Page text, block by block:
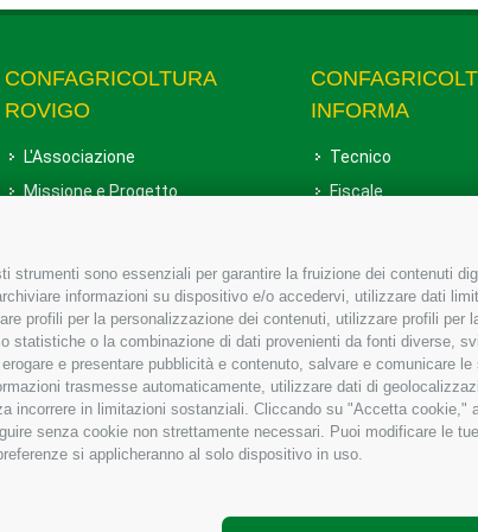
sono essenziali per garantire la fruizione dei contenuti
informazioni su dispositivo e/o accedervi, utilizzare dati
profili per la personalizzazione dei contenuti, utilizzare profili
statistiche o la combinazione di dati provenienti da fonti diverse,
e presentare pubblicità e contenuto, salvare e comunicare
trasmesse automaticamente, utilizzare dati di
incorrere in limitazioni sostanziali. Cliccando su "Accetta
senza cookie non strettamente necessari. Puoi modificare le
si applicheranno al solo dispositivo in uso.
CONFAGRICOLTURA
ROVIGO
L'Associazione
Missione e Progetto
Uffici della Sede provinciale
Le Sedi di Zona
Agricoltori S.r.l.
Whistleblowing Confagricoltura
Rovigo e Agricoltori srl
INFORMA
Tecnico
Fiscale
Associazione